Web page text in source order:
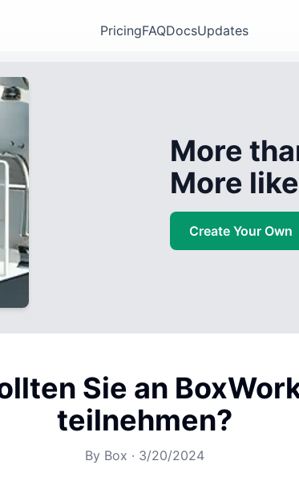
PricingFAQDocsUpdates
More
More
Create Your Own
Sie an
teilnehmen?
By Box · 3/20/2024